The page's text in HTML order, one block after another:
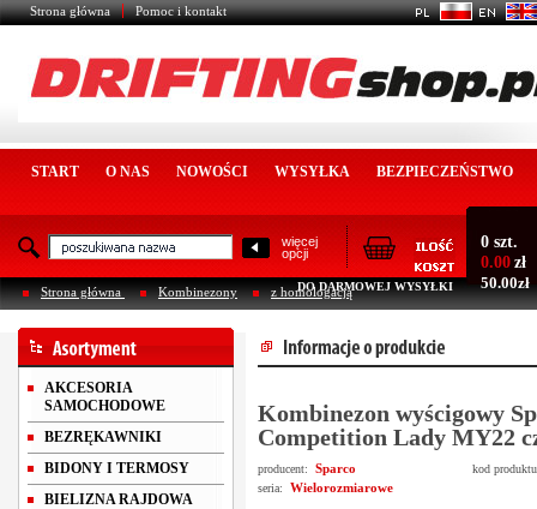
Strona główna Pomoc i kontakt
START O NAS NOWOŚCI WYSYŁKA BEZPIECZEŃSTWO
więcej
opcji
0 szt.
0.00 zł
DO DARMOWEJ WYSYŁKI 50.00zł
Strona główna Kombinezony z homologacją
AKCESORIA
SAMOCHODOWE
BEZRĘKAWNIKI
BIDONY I TERMOSY
BIELIZNA RAJDOWA
Kombinezon wyścigowy
Competition Lady MY22
producent: Sparco
kod
seria:
Wielorozmiarowe